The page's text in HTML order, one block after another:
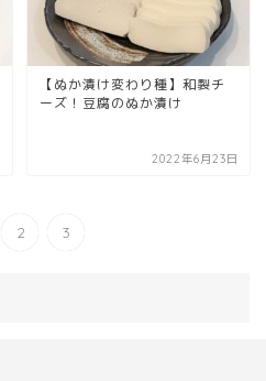
【ぬか漬け変わり種】和製チ
ーズ！豆腐のぬか漬け
2022年6月23日
2 3